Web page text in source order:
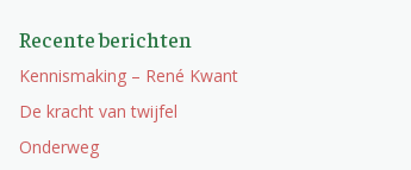
Recente berichten
Kennismaking – René Kwant
De kracht van twijfel
Onderweg